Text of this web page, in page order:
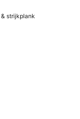
strijkplank